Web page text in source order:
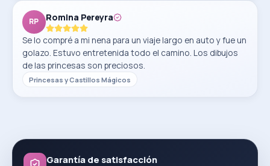
RP
Romina Pereyra
Se lo compré a mi nena para un viaje largo en auto y fue un
golazo. Estuvo entretenida todo el camino. Los dibujos
de las princesas son preciosos.
Princesas y Castillos Mágicos
Garantía de satisfacción